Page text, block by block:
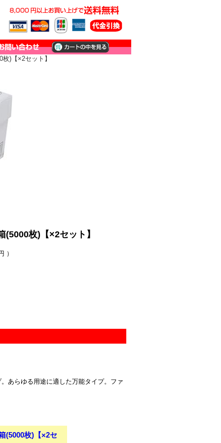
)【×2セット】
枚)【×2セット】
）
あらゆる用途に適した万能タイプ。ファ
(5000枚)【×2セ